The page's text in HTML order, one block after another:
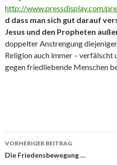
http://www.pressdisplay.com/
d dass man sich gut darauf
Jesus und den Propheten
doppelter Anstrengung
Religion auch immer –
gegen friedliebende Menschen
Beitrags-
Navigation
VORHERIGER BEITRAG
Die Friedensbewegung …